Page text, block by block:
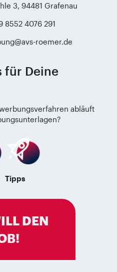
3, 94481 Grafenau
8552 4076 291
roemer.de
für Deine
abläuft
Tipps
DEN